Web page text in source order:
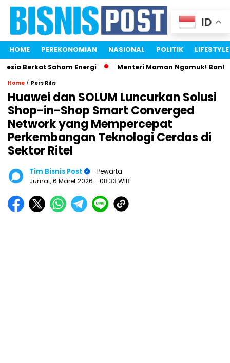
HOME PEREKONOMIAN NASIONAL POLITIK LIFESTYLE
Berkat Saham Energi Menteri Maman Ngamuk! Bantah
Home / Pers Rilis
Huawei dan SOLUM Luncurkan Solusi
Shop-in-Shop Smart Converged
Network yang Mempercepat
Perkembangan Teknologi Cerdas di
Sektor Ritel
Tim Bisnis Post
- Pewarta
Jumat, 6 Maret 2026 - 08:33 WIB
ID